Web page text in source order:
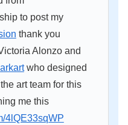
to post my
thank you
Alonzo and
who designed
art team for this
me this
4lQE33sqWP